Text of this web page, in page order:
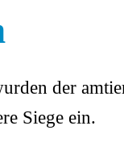
der
Siege ein.